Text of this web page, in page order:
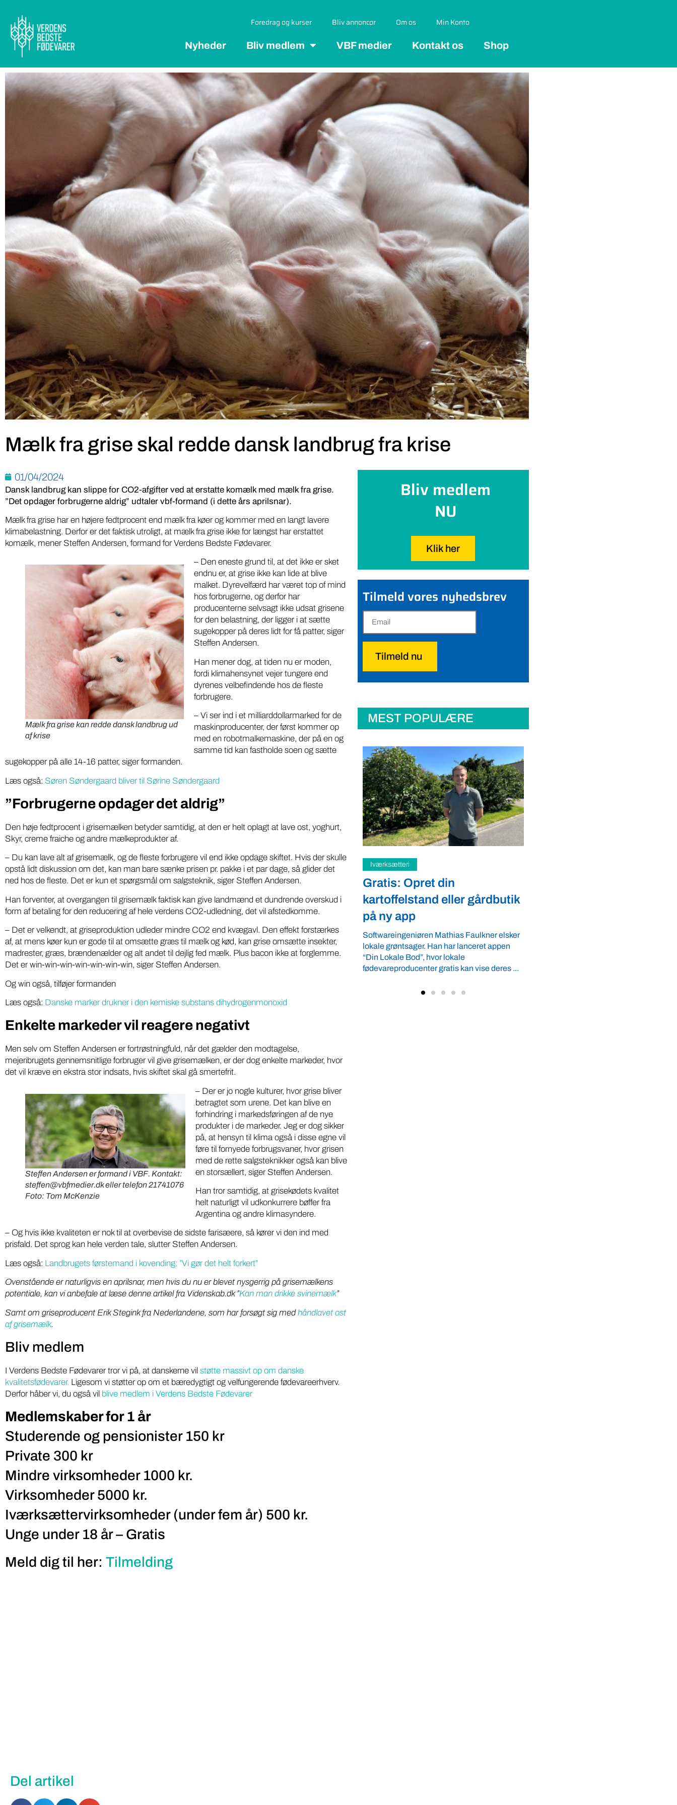
Foredrag og kurser Bliv annoncør Om os Min Konto
Nyheder Bliv medlem VBF medier Kontakt os Shop
Mælk fra grise skal redde dansk landbrug fra krise
01/04/2024
Dansk landbrug kan slippe for CO2-afgifter ved at erstatte komælk med mælk fra grise.
”Det opdager forbrugerne aldrig” udtaler vbf-formand (i dette års aprilsnar).
Mælk fra grise har en højere fedtprocent end mælk fra køer og kommer med en langt lavere
klimabelastning. Derfor er det faktisk utroligt, at mælk fra grise ikke for længst har erstattet
komælk, mener Steffen Andersen, formand for Verdens Bedste Fødevarer.
Mælk fra grise kan redde dansk landbrug ud
af krise
– Den eneste grund til, at det ikke er sket
endnu er, at grise ikke kan lide at blive
malket. Dyrevelfærd har været top of mind
hos forbrugerne, og derfor har
producenterne selvsagt ikke udsat grisene
for den belastning, der ligger i at sætte
sugekopper på deres lidt for få patter, siger
Steffen Andersen.
Han mener dog, at tiden nu er moden,
fordi klimahensynet vejer tungere end
dyrenes velbefindende hos de fleste
forbrugere.
– Vi ser ind i et milliarddollarmarked for de
maskinproducenter, der først kommer op
med en robotmalkemaskine, der på en og
samme tid kan fastholde soen og sætte
sugekopper på alle 14-16 patter, siger formanden.
Læs også: Søren Søndergaard bliver til Sørine Søndergaard
”Forbrugerne opdager det aldrig”
Den høje fedtprocent i grisemælken betyder samtidig, at den er helt oplagt at lave ost, yoghurt,
Skyr, creme fraiche og andre mælkeprodukter af.
– Du kan lave alt af grisemælk, og de fleste forbrugere vil end ikke opdage skiftet. Hvis der skulle
opstå lidt diskussion om det, kan man bare sænke prisen pr. pakke i et par dage, så glider det
ned hos de fleste. Det er kun et spørgsmål om salgsteknik, siger Steffen Andersen.
Han forventer, at overgangen til grisemælk faktisk kan give landmænd et dundrende overskud i
form af betaling for den reducering af hele verdens CO2-udledning, det vil afstedkomme.
– Det er velkendt, at griseproduktion udleder mindre CO2 end kvægavl. Den effekt forstærkes
af, at mens køer kun er gode til at omsætte græs til mælk og kød, kan grise omsætte insekter,
madrester, græs, brændenælder og alt andet til dejlig fed mælk. Plus bacon ikke at forglemme.
Det er win-win-win-win-win-win-win, siger Steffen Andersen.
Og win også, tilføjer formanden
Læs også: Danske marker drukner i den kemiske substans dihydrogenmonoxid
Enkelte markeder vil reagere negativt
Men selv om Steffen Andersen er fortrøstningfuld, når det gælder den modtagelse,
mejeribrugets gennemsnitlige forbruger vil give grisemælken, er der dog enkelte markeder, hvor
det vil kræve en ekstra stor indsats, hvis skiftet skal gå smertefrit.
Steffen Andersen er formand i VBF. Kontakt:
steffen@vbfmedier.dk eller telefon 21741076
Foto: Tom McKenzie
– Der er jo nogle kulturer, hvor grise bliver
betragtet som urene. Det kan blive en
forhindring i markedsføringen af de nye
produkter i de markeder. Jeg er dog sikker
på, at hensyn til klima også i disse egne vil
føre til fornyede forbrugsvaner, hvor grisen
med de rette salgsteknikker også kan blive
en storsællert, siger Steffen Andersen.
Han tror samtidig, at grisekødets kvalitet
helt naturligt vil udkonkurrere bøffer fra
Argentina og andre klimasyndere.
– Og hvis ikke kvaliteten er nok til at overbevise de sidste farisæere, så kører vi den ind med
prisfald. Det sprog kan hele verden tale, slutter Steffen Andersen.
Læs også: Landbrugets førstemand i kovending: ”Vi gør det helt forkert”
Ovenstående er naturligvis en aprilsnar, men hvis du nu er blevet nysgerrig på grisemælkens
potentiale, kan vi anbefale at læse denne artikel fra Videnskab.dk ”Kan man drikke svinemælk”
Samt om griseproducent Erik Stegink fra Nederlandene, som har forsøgt sig medhåndlavet ost
af grisemælk.
Bliv medlem
I Verdens Bedste Fødevarer tror vi på, at danskerne vil støtte massivt op om danske
kvalitetsfødevarer. Ligesom vi støtter op om et bæredygtigt og velfungerende fødevareerhverv.
Derfor håber vi, du også vil blive medlem i Verdens Bedste Fødevarer
Medlemskaber for 1 år
Studerende og pensionister 150 kr
Private 300 kr
Mindre virksomheder 1000 kr.
Virksomheder 5000 kr.
Iværksættervirksomheder (under fem år) 500 kr.
Unge under 18 år – Gratis
Meld dig til her: Tilmelding
Bliv medlem
NU
Klik her
Tilmeld vores nyhedsbrev
Tilmeld nu
MEST POPULÆRE
Miljø
DR podcasts om pesticider
bør være pligtlytning for alle
med pesticidholdninger
To DR-podcasts om kemikalier med Huxi
Bach som vært og Nina Cedergreen som
gæst, bør være pligtlytning for alle med ...
Iværksætteri
Gratis: Opret din
kartoffelstand eller gårdbutik
på ny app
Softwareingeniøren Mathias Faulkner elsker
lokale grøntsager. Han har lanceret appen
“Din Lokale Bod”, hvor lokale
fødevareproducenter gratis kan vise deres ...
Samfund
Fredspligt giver landmænd
strategisk fordel
Arbejdsgiverforeningen GLS-A tilbyder
landmænd – også i usikre tider. VBF byder
velkommen ...
Del artikel